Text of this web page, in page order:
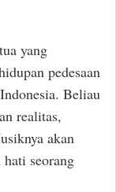
yang
pedesaan
Beliau
realitas,
akan
seorang